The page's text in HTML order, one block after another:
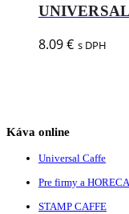
8.09€ s DPH
Káva online
Universal Caffe
Pre firmy a HORECA
STAMP CAFFE